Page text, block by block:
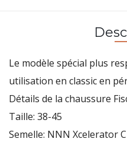
Le modèle spécial plus
utilisation en classic en
Détails de la chaussure
Taille: 38-45
Semelle: NNN Xcelerator